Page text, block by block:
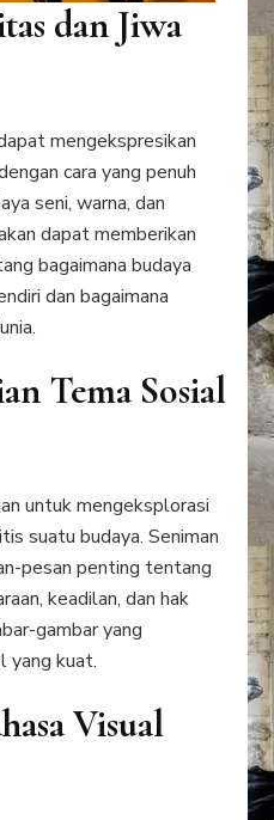
dan Jiwa
mengekspresikan
cara yang penuh
seni, warna, dan
dapat memberikan
bagaimana budaya
dan bagaimana
Tema Sosial
untuk mengeksplorasi
suatu budaya. Seniman
pesan penting tentang
keadilan, dan hak
gambar yang
yang kuat.
Visual